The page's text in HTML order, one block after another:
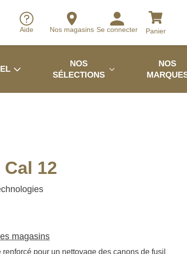
Aide Nos magasins Se connecter Panier
NOS
SÉLECTIONS
NOS
12
magasins
pour un nettoyage des canons de fusil